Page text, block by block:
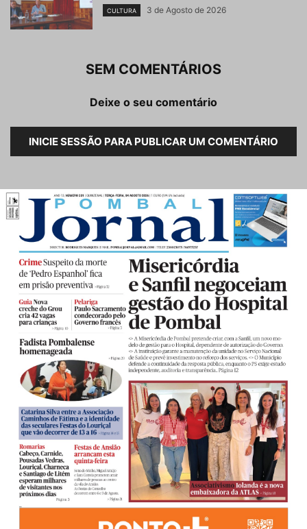
CULTURA 3 de Agosto de 2026
SEM COMENTÁRIOS
Deixe o seu comentário
INICIE SESSÃO PARA PUBLICAR UM COMENTÁRIO